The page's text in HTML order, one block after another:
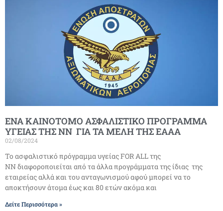
ΕΝΑ ΚΑΙΝΟΤΟΜΟ ΑΣΦΑΛΙΣΤΙΚΟ ΠΡΟΓΡΑΜΜΑ
ΥΓΕΙΑΣ ΤΗΣ ΝΝ ΓΙΑ ΤΑ ΜΕΛΗ ΤΗΣ ΕΑΑΑ
02/08/2024
Το ασφαλιστικό πρόγραμμα υγείας FOR ALL της
ΝΝ διαφοροποιείται από τα άλλα προγράμματα της ίδιας της
εταιρείας αλλά και του ανταγωνισμού αφού μπορεί να το
αποκτήσουν άτομα έως και 80 ετών ακόμα και
Δείτε Περισσότερα »